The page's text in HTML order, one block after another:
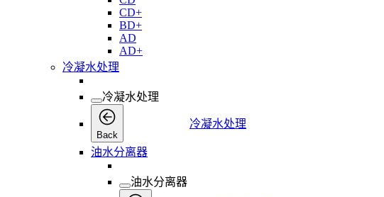
CD+
BD+
AD
AD+
冷凝水处理
冷凝水处理
Back
冷凝水处理
油水分离器
油水分离器